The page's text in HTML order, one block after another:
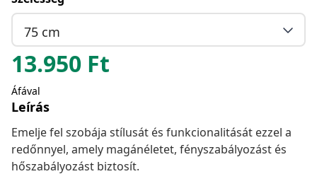
75 cm
13.950 Ft
Áfával
Leírás
Emelje fel szobája stílusát és funkcionalitását ezzel a
redőnnyel, amely magánéletet, fényszabályozást és
hőszabályozást biztosít.